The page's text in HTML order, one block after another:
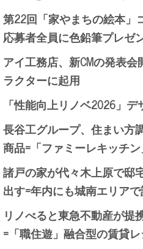
第22回「家やまちの絵本」
応募者全員に色鉛筆プレゼ
アイ工務店、新CMの発表
ラクターに起用
「性能向上リノベ2026」デ
長谷工グループ、住まい方
商品=「ファミーレキッチ
諸戸の家が代々木上原で邸
出す=年内にも城南エリア
リノべると東急不動産が提
=「職住遊」融合型の賃貸